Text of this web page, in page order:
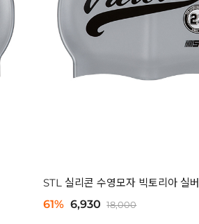
STL 실리콘 수영모자 빅토리아 실버
61% 6,930 18,000